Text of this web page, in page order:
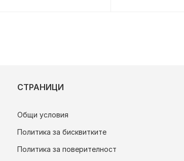
СТРАНИЦИ
Общи условия
Политика за бисквитките
Политика за поверителност